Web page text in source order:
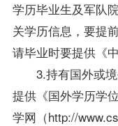
学历毕业生及军队
关学历信息，要提
请毕业时要提供《
3.持有国外或
提供《国外学历学位
学网（http://